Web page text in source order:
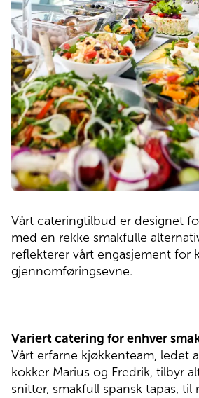
Vårt cateringtilbud er designet
med en rekke smakfulle
reflekterer vårt engasjement for
gjennomføringsevne.
Variert catering for enhver
Vårt erfarne kjøkkenteam, ledet
kokker Marius og Fredrik, tilbyr
snitter, smakfull spansk tapas, til